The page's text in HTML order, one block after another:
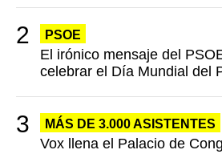
PSOE
El irónico mensaje del
celebrar el Día Mundial del
MÁS DE 3.000 ASISTENTES
Vox llena el Palacio de